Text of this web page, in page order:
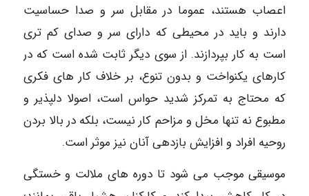
اعصاب هستند، عموما در مقابل سر و صدا حساسیت
دارند و باید در محیطی که دارای سر و صدای کم تری
است به کار بپردازند. از سوی دیگر ثابت شده است که در
کارهای یکنواخت و بدون تنوع، بر خلاف کار های فکری
که محتاج به تمرکز شدید حواس است، اصولا دلپذیر و
مطبوع نه تنها مخل و مزاحم کار نیست، بلکه در بالا بردن
روحیه افراد و افزایش بازدهی آنان نیز موثر است.
موسیقی موجب می شود تا دوره های ملالت و خستگی